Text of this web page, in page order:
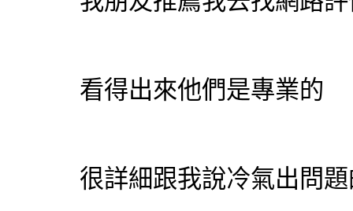
看得出來他們是專業的
很詳細跟我說冷氣出問